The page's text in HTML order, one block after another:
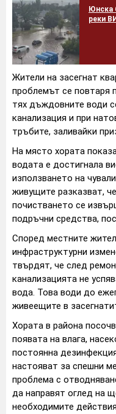
Юнска
реки
Жители на засегнат
проблемът се повтаря
тях дъждовните води
канализация и при
тръбите, заливайки
На място хората
водата е достигнала
използването на
живущите разказват,
почистването се
подръчни средства,
Според местните
инфраструктурни
твърдят, че след
канализацията не
вода. Това води до
живеещите в
Хората в района
появата на влага,
постоянна
настояват за спешни
проблема с
да направят оглед на
необходимите